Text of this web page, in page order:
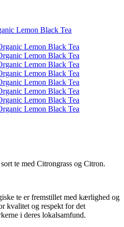
Lemon Black Tea
sort te med Citrongrass og Citron.
te er fremstillet med kærlighed og
kvalitet og respekt for det
i deres lokalsamfund.